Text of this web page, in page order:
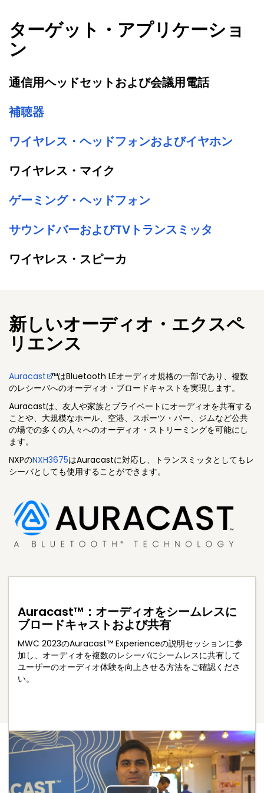
ターゲット・アプリケーショ
ン
通信用ヘッドセットおよび会議用電話
補聴器
ワイヤレス・ヘッドフォンおよびイヤホン
ワイヤレス・マイク
ゲーミング・ヘッドフォン
サウンドバーおよびTVトランスミッタ
ワイヤレス・スピーカ
新しいオーディオ・エクスペ
リエンス
Auracast ™はBluetooth LEオーディオ規格の一部であり、複数
のレシーバへのオーディオ・ブロードキャストを実現します。
Auracastは、友人や家族とプライベートにオーディオを共有する
ことや、大規模なホール、空港、スポーツ・バー、ジムなど公共
の場での多くの人々へのオーディオ・ストリーミングを可能にし
ます。
NXPのNXH3675はAuracastに対応し、トランスミッタとしてもレ
シーバとしても使用することができます。
Auracast™：オーディオをシームレスに
ブロードキャストおよび共有
MWC 2023のAuracast™ Experienceの説明セッションに参
加し、オーディオを複数のレシーバにシームレスに共有して
ユーザーのオーディオ体験を向上させる方法をご確認くださ
い。